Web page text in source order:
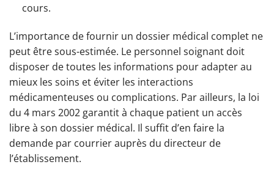
cours.
L’importance de fournir un dossier médical complet ne
peut être sous-estimée. Le personnel soignant doit
disposer de toutes les informations pour adapter au
mieux les soins et éviter les interactions
médicamenteuses ou complications. Par ailleurs, la loi
du 4 mars 2002 garantit à chaque patient un accès
libre à son dossier médical. Il suffit d’en faire la
demande par courrier auprès du directeur de
l’établissement.